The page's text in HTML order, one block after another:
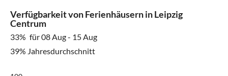
Verfügbarkeit von Ferienhäusern in Leipzig
Centrum
33% für 08 Aug - 15 Aug
39% Jahresdurchschnitt